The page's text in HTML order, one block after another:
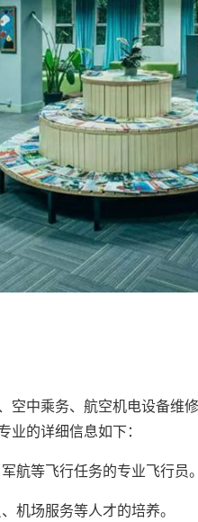
空中乘务、航空机电设备维
的详细信息如下：
航等飞行任务的专业飞行员。
机场服务等人才的培养。